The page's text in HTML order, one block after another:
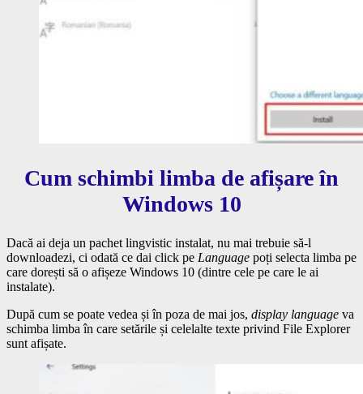
Cum schimbi limba de afișare în
Windows 10
Dacă ai deja un pachet lingvistic instalat, nu mai trebuie să-l
downloadezi, ci odată ce dai click pe Language poți selecta limba pe
care dorești să o afișeze Windows 10 (dintre cele pe care le ai
instalate).
După cum se poate vedea și în poza de mai jos, display language va
schimba limba în care setările și celelalte texte privind File Explorer
sunt afișate.